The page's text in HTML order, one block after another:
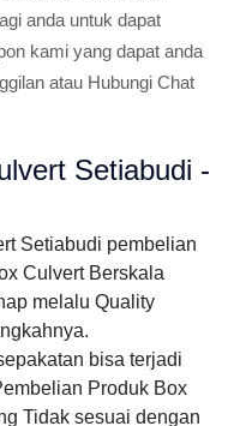
anda untuk dapat
kami yang dapat anda
atau Hubungi Chat
Setiabudi -
Setiabudi pembelian
Culvert Berskala
melalu Quality
bisa terjadi
Produk Box
Tidak sesuai dengan